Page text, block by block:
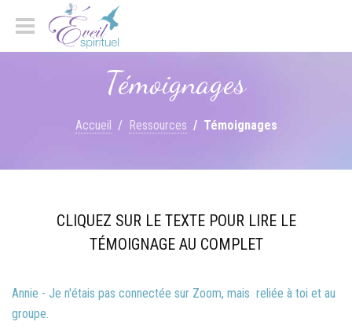
Témoignages
Accueil Ressources Témoignages
CLIQUEZ SUR LE TEXTE POUR LIRE LE
TÉMOIGNAGE AU COMPLET
Annie - Je n'étais pas connectée sur Zoom, mais reliée à toi et au
groupe.